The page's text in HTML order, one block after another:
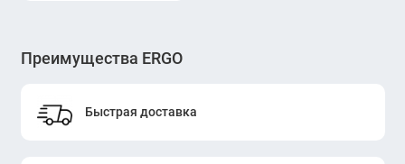
Преимущества ERGO
Быстрая доставка